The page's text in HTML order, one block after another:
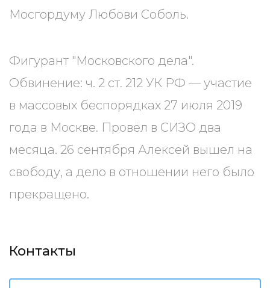
Мосгордуму Любови Соболь.
Фигурант "Московского дела".
Обвинение: ч. 2 ст. 212 УК РФ — участие
в массовых беспорядках 27 июля 2019
года в Москве. Провёл в СИЗО два
месяца. 26 сентября Алексей вышел на
свободу, а дело в отношении него было
прекращено.
Контакты